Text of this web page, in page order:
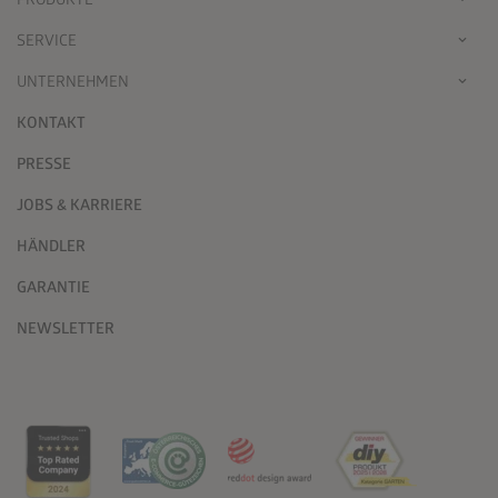
SERVICE
UNTERNEHMEN
KONTAKT
PRESSE
JOBS & KARRIERE
HÄNDLER
GARANTIE
NEWSLETTER